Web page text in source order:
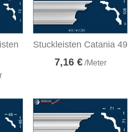
Stuckleisten Catania 49
7,16 €/Meter